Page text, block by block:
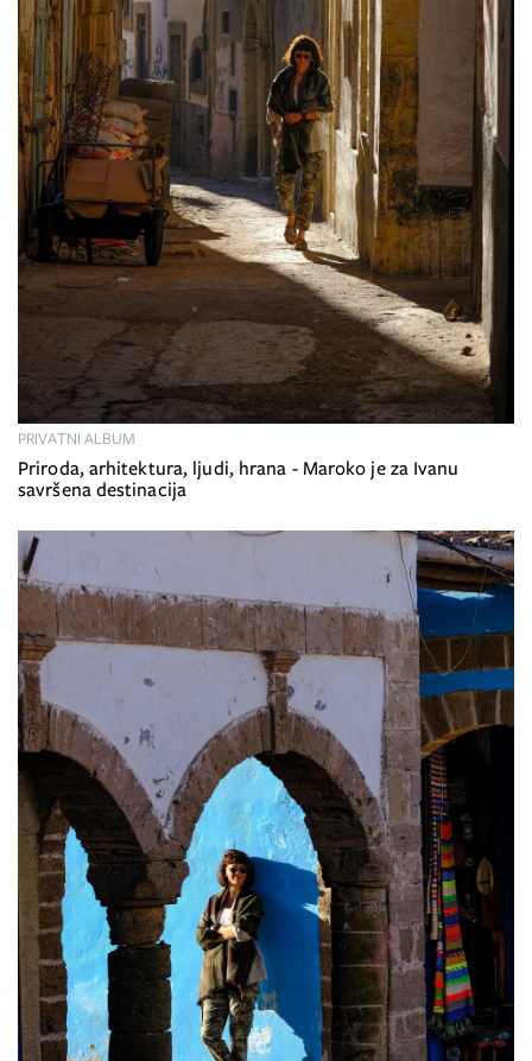
Priroda, arhitektura, ljudi, hrana - Maroko je za Ivanu
savršena destinacija
PRIVATNI ALBUM